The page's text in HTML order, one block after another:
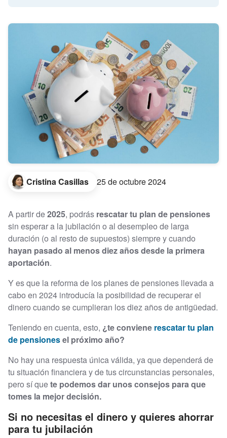
Cristina Casillas 25 de octubre 2024
A partir de2025, podrás rescatar tu plan de pensiones
sin esperar a la jubilación o al desempleo de larga
duración (o al resto de supuestos) siempre y cuando
hayan pasado al menos diez años desde la primera
aportación.
Y es que la reforma de los planes de pensiones llevada a
cabo en 2024 introducía la posibilidad de recuperar el
dinero cuando se cumplieran los diez años de antigüedad.
Teniendo en cuenta, esto, ¿te conviene rescatar tu plan
de pensionesel próximo año?
No hay una respuesta única válida, ya que dependerá de
tu situación financiera y de tus circunstancias personales,
pero sí quete podemos dar unos consejos para que
tomes la mejor decisión.
Si no necesitas el dinero y quieres ahorrar
para tu jubilación